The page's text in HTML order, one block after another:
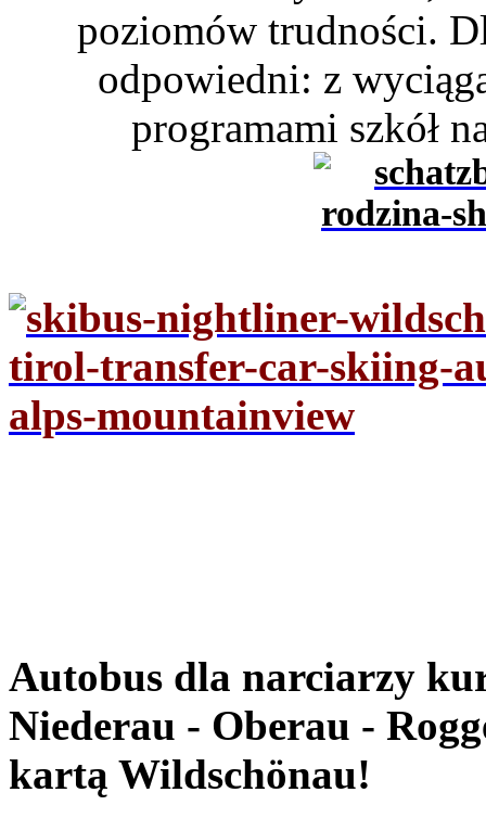
poziomów trudności.
odpowiedni: z
programami szkół
Autobus dla narciarzy
Niederau - Oberau -
kartą Wildschönau!